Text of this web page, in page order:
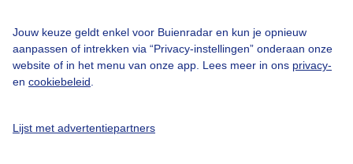
Jouw keuze geldt enkel voor Buienradar en kun je opnieuw
aanpassen of intrekken via “Privacy-instellingen” onderaan onze
website of in het menu van onze app. Lees meer in ons privacy-
en cookiebeleid
Lijst met advertentiepartners
Privacy beleid
Cookie beleid